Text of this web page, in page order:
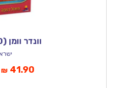
וונדר וומן (120 חלקים)
₪ 41.90המחיר